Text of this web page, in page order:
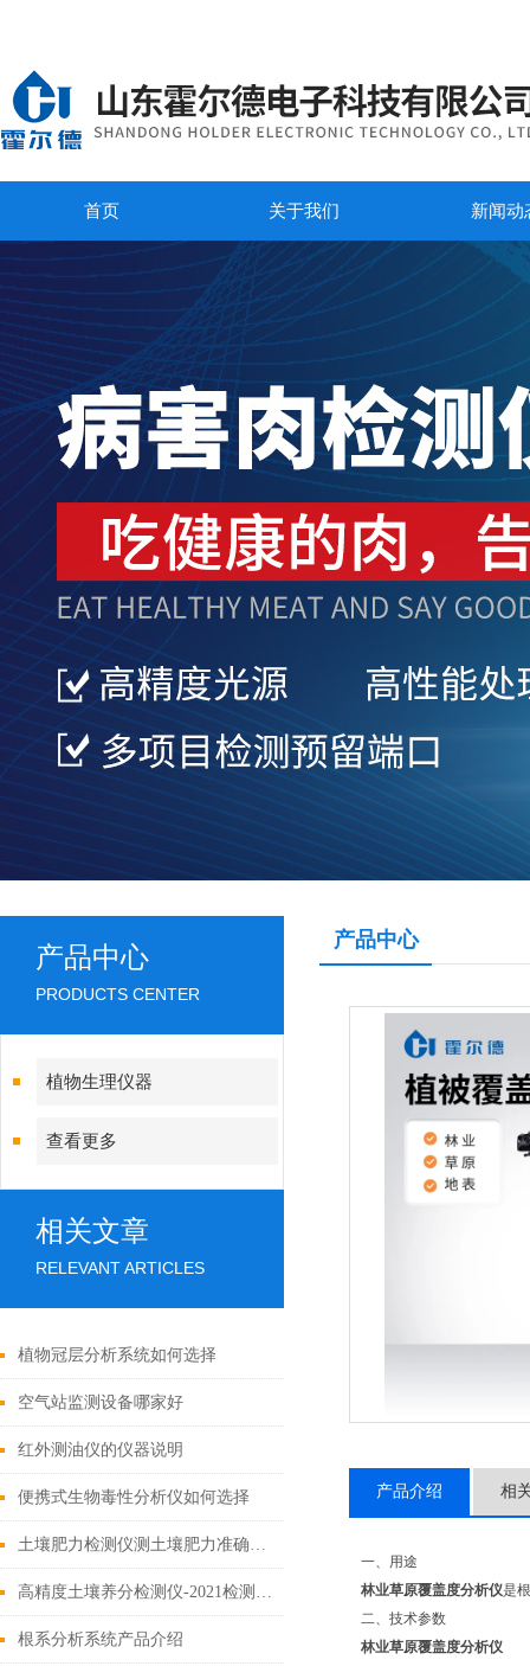
首页 关于我们 新闻动
产品中心
PRODUCTS CENTER
植物生理仪器
查看更多
相关文章
RELEVANT ARTICLES
植物冠层分析系统如何选择
空气站监测设备哪家好
红外测油仪的仪器说明
便携式生物毒性分析仪如何选择
土壤肥力检测仪测土壤肥力准确吗?
高精度土壤养分检测仪-2021检测土壤的专业仪器
根系分析系统产品介绍
产品中心
产品介绍 相
一、用途
林业草原覆盖度分析仪是
二、技术参数
林业草原覆盖度分析仪